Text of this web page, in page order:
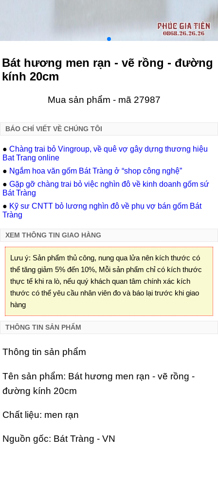
Bát hương men rạn - vẽ rồng - đường
kính 20cm
Mua sản phẩm - mã 27987
BÁO CHÍ VIẾT VỀ CHÚNG TÔI
● Chàng trai bỏ Vingroup, về quê vợ gây dựng thương hiệu
Bat Trang online
● Ngắm hoa văn gốm Bát Tràng ở “shop công nghệ”
● Gặp gỡ chàng trai bỏ việc nghìn đô về kinh doanh gốm sứ
Bát Tràng
● Kỹ sư CNTT bỏ lương nghìn đô về phụ vợ bán gốm Bát
Tràng
XEM THÔNG TIN GIAO HÀNG
Lưu ý: Sản phẩm thủ công, nung qua lửa nên kích thước có
thể tăng giảm 5% đến 10%, Mỗi sản phẩm chỉ có kích thước
thực tế khi ra lò, nếu quý khách quan tâm chính xác kích
thước có thể yêu cầu nhân viên đo và báo lại trước khi giao
hàng
THÔNG TIN SẢN PHẨM
Thông tin sản phẩm
Tên sản phẩm: Bát hương men rạn - vẽ rồng -
đường kính 20cm
Chất liệu: men rạn
Nguồn gốc: Bát Tràng - VN